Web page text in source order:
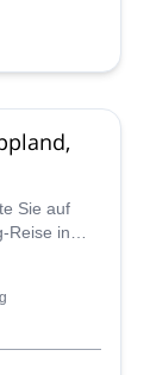
Sie auf
Reise in